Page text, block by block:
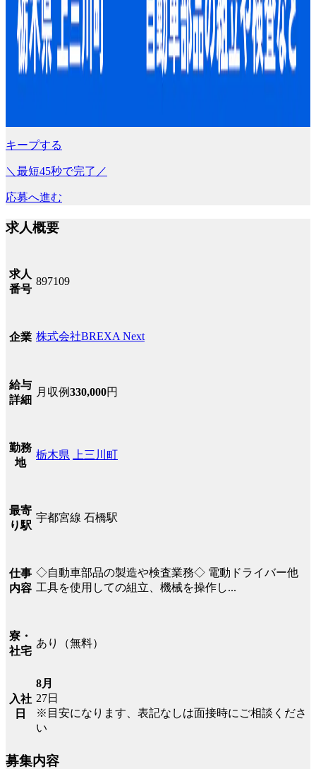
キープする
＼最短45秒で完了／
応募へ進む
求人概要
求人
番号
897109
企業 株式会社BREXA Next
給与
詳細
月収例330,000円
勤務
地
栃木県 上三川町
最寄
り駅
宇都宮線 石橋駅
仕事
内容
◇自動車部品の製造や検査業務◇ 電動ドライバー他
工具を使用しての組立、機械を操作し...
寮・
社宅
あり（無料）
入社
日
8月
27日
※目安になります、表記なしは面接時にご相談くださ
い
募集内容